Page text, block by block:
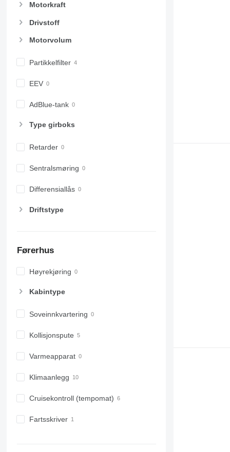
Motorkraft
Drivstoff
Motorvolum
Partikkelfilter
EEV
AdBlue-tank
Type girboks
Retarder
Sentralsmøring
Differensiallås
Driftstype
Førerhus
Høyrekjøring
Kabintype
Soveinnkvartering
Kollisjonspute
Varmeapparat
Klimaanlegg
Cruisekontroll (tempomat)
Fartsskriver